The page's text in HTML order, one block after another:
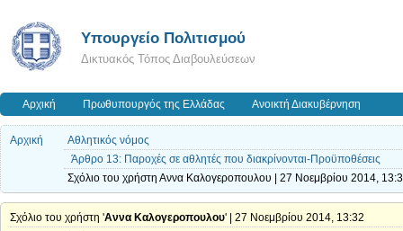
Υπουργείο Πολιτισμού
Δικτυακός Τόπος Διαβουλεύσεων
Αρχική Πρωθυπουργός της Ελλάδας Ανοικτή Διακυβέρνηση
Αρχική
Αθλητικός νόμος
Άρθρο 13: Παροχές σε αθλητές που διακρίνονται-Προϋποθέσεις
Σχόλιο του χρήστη Αννα Καλογεροπουλου | 27 Νοεμβρίου 2014,
Σχόλιο του χρήστη 'Αννα Καλογεροπουλου' | 27 Νοεμβρίου 2014, 13:32